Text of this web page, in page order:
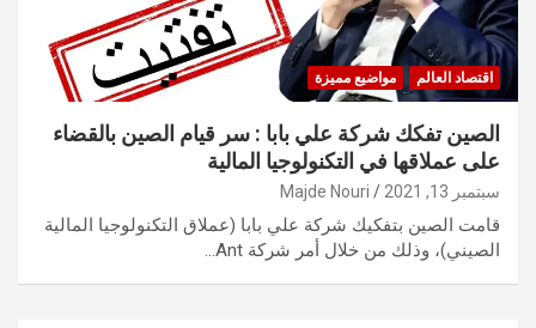
اقتصاد العالم مواضيع مميزة
الصين تفكك شركة علي بابا : سر قيام الصين بالقضاء
على عملاقها في التكنولوجيا المالية
سبتمبر 13, 2021 Majde Nouri
قامت الصين بتفكيك شركة علي بابا (عملاق التكنولوجيا المالية
الصيني)، وذلك من خلال أمر شركة Ant…